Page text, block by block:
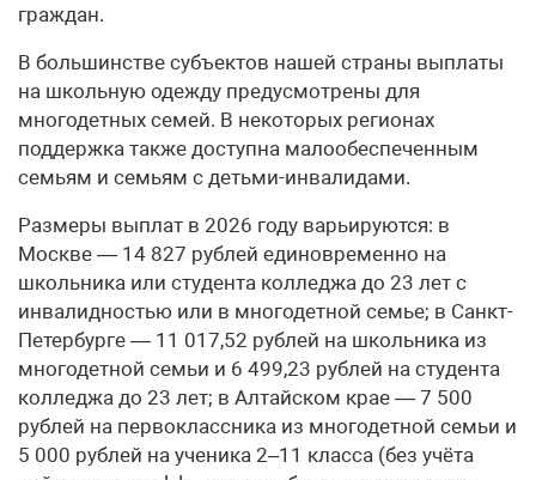
граждан.
В большинстве субъектов нашей страны выплаты
на школьную одежду предусмотрены для
многодетных семей. В некоторых регионах
поддержка также доступна малообеспеченным
семьям и семьям с детьми-инвалидами.
Размеры выплат в 2026 году варьируются: в
Москве — 14 827 рублей единовременно на
школьника или студента колледжа до 23 лет с
инвалидностью или в многодетной семье; в Санкт-
Петербурге — 11 017,52 рублей на школьника из
многодетной семьи и 6 499,23 рублей на студента
колледжа до 23 лет; в Алтайском крае — 7 500
рублей на первоклассника из многодетной семьи и
5 000 рублей на ученика 2–11 класса (без учёта